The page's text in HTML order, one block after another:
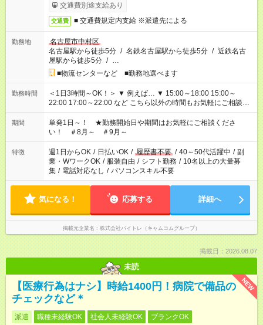
交通費別途支給あり
交通費 ■ 交通費規定内支給 ※派遣先による
勤務地
名古屋市中村区
名古屋駅から徒歩5分 / 名鉄名古屋駅から徒歩5分 / 近鉄名古
屋駅から徒歩5分 / …
■物流センターなど ■勤務地選べます
勤務時間
＜1日3時間～OK！＞ ▼ 例えば… ▼ 15:00～18:00 15:00～
22:00 17:00～22:00 など こちら以外の時間もお気軽にご相談く
ださい！
期間
単発1日～！ ★勤務開始日や期間はお気軽にご相談くださ
い！ ＃8月～ ＃9月～
特徴 週1日からOK / 日払いOK / 履歴書不要 / 40～50代活躍中 / 副
業・WワークOK / 服装自由 / シフト勤務 / 10名以上の大量募
集 / 電話対応なし / パソコンスキル不要
気になる！ 応募する 詳細へ
掲載元企業名 株式会社バイトレ（キャムコムグループ）
掲載日：2026.08.07
未読
NEW
【医療行為はナシ】時給1400円！病院で備品の
チェックなど＊
派遣 職種未経験OK 社会人未経験OK
ブランクOK